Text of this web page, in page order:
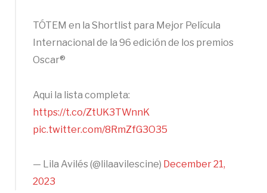
TÓTEM en la Shortlist para Mejor Película
Internacional de la 96 edición de los premios
Oscar®️
Aqui la lista completa:
https://t.co/ZtUK3TWnnK
pic.twitter.com/8RmZfG3O35
— Lila Avilés (@lilaavilescine) December 21,
2023